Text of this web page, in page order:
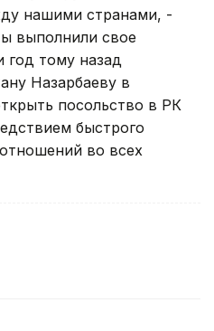
нашими странами, -
выполнили свое
год тому назад
Назарбаеву в
посольство в РК
быстрого
во всех